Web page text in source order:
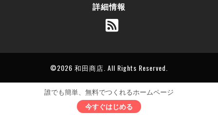
詳細情報
©2026 和田商店 . All Rights Reserved.
誰でも簡単、無料でつくれるホームページ
今すぐはじめる